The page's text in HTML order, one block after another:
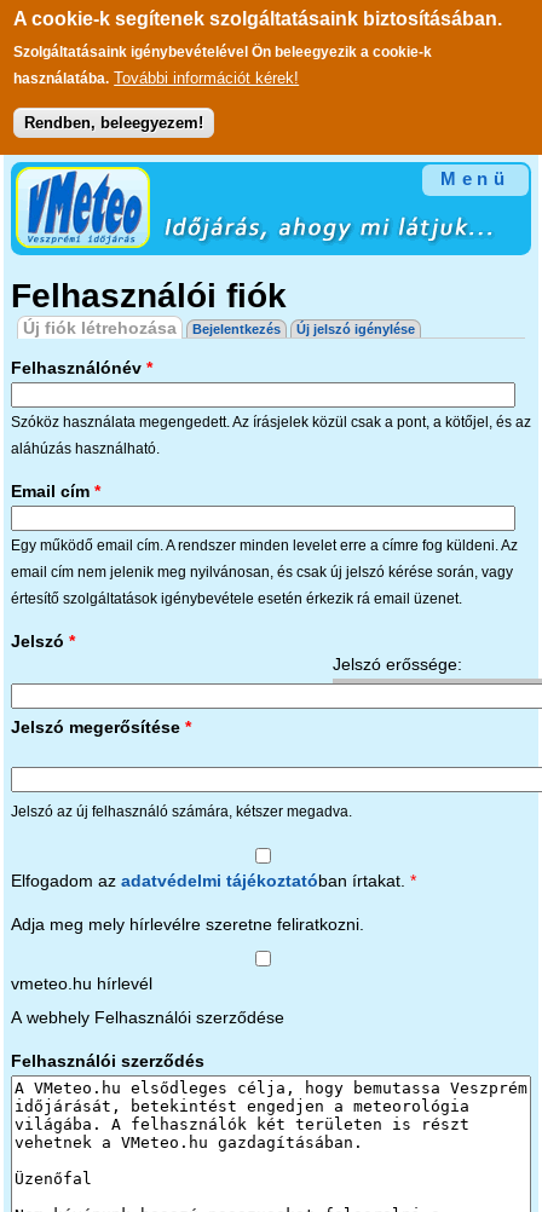
A cookie-k segítenek szolgáltatásaink biztosításában.
Szolgáltatásaink igénybevételével Ön beleegyezik a cookie-k
használatába. További információt kérek!
Rendben, beleegyezem!
Ugrás a tartalomra
Menü
Felhasználói fiók
Elsődleges fülek
Új fiók létrehozása(aktív fül)
Bejelentkezés Új jelszó igénylése
Felhasználónév *
Szóköz használata megengedett. Az írásjelek közül csak a pont, a kötőjel, és az
aláhúzás használható.
Email cím *
Egy működő email cím. A rendszer minden levelet erre a címre fog küldeni. Az
email cím nem jelenik meg nyilvánosan, és csak új jelszó kérése során, vagy
értesítő szolgáltatások igénybevétele esetén érkezik rá email üzenet.
Jelszó erőssége:
Jelszó *
Jelszó megerősítése *
Jelszó az új felhasználó számára, kétszer megadva.
Elfogadom az adatvédelmi tájékoztató ban írtakat. *
Adja meg mely hírlevélre szeretne feliratkozni.
vmeteo.hu hírlevél
A webhely Felhasználói szerződése
Felhasználói szerződés